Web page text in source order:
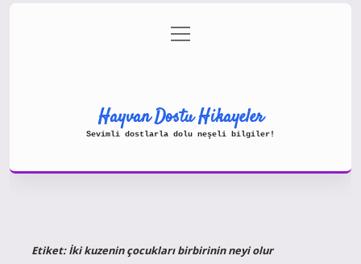
Gizlilik Politikası
menüyü
aç
Hayvan Dostu Hikayeler
Sevimli dostlarla dolu neşeli bilgiler!
Etiket:İki kuzenin çocukları birbirinin neyi olur